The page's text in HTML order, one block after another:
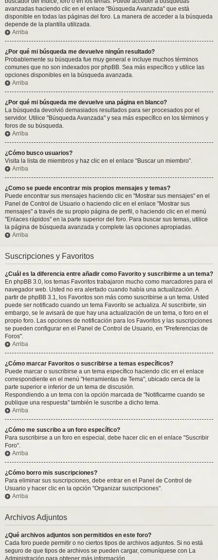
avanzadas haciendo clic en el enlace "Búsqueda Avanzada" que está
disponible en todas las páginas del foro. La manera de acceder a la búsqueda
depende de la plantilla utilizada.
Arriba
¿Por qué mi búsqueda me devuelve ningún resultado?
Probablemente su búsqueda fue muy general e incluye muchos términos
comunes que no son indexados por phpBB. Sea más específico y utilice las
opciones disponibles en la búsqueda avanzada.
Arriba
¿Por qué mi búsqueda me devuelve una página en blanco?
La búsqueda devolvió demasiados resultados para ser procesados por el
servidor. Utilice "Búsqueda Avanzada" y sea más específico en los términos y
foros de su búsqueda.
Arriba
¿Cómo busco usuarios?
Visita la lista de miembros y haz clic en el enlace “Buscar un miembro”.
Arriba
¿Como se puede encontrar mis propios mensajes y temas?
Puede encontrar sus mensajes haciendo clic en "Mostrar sus mensajes" en el
Panel de Control de Usuario o haciendo clic en el enlace "Mostrar sus
mensajes" a través de su propio página de perfil, o haciendo clic en el menú
"Enlaces rápidos" en la parte superior del foro. Para buscar sus temas, utilice
la página de búsqueda avanzada y complete las opciones apropiadas.
Arriba
Suscripciones y Favoritos
¿Cuál es la diferencia entre añadir como Favorito y suscribirme a un tema?
En phpBB 3.0, los temas Favoritos trabajaron mucho como marcadores para el
navegador web. Usted no era alertado cuando había una actualización. A
partir de phpBB 3.1, los Favoritos son más como suscribirse a un tema. Usted
puede ser notificado cuando un tema Favorito se actualiza. Al suscribirte, sin
embargo, se le avisará de que hay una actualización de un tema, o foro en el
propio foro. Las opciones de notificación para los Favoritos y las suscripciones
se pueden configurar en el Panel de Control de Usuario, en "Preferencias de
Foros".
Arriba
¿Cómo marcar Favoritos o suscribirse a temas específicos?
Puede marcar o suscribirse a un tema específico haciendo clic en el enlace
correspondiente en el menú "Herramientas de Tema", ubicado cerca de la
parte superior e inferior de un tema de discusión.
Respondiendo a un tema con la opción marcada de "Notificarme cuando se
publique una respuesta" también le suscribe a dicho tema.
Arriba
¿Cómo me suscribo a un foro específico?
Para suscribirse a un foro en especial, debe hacer clic en el enlace "Suscribir
Foro".
Arriba
¿Cómo borro mis suscripciones?
Para eliminar sus suscripciones, debe entrar en el Panel de Control de
Usuario y hacer clic en la opción "Organizar suscripciones".
Arriba
Archivos Adjuntos
¿Qué archivos adjuntos son permitidos en este foro?
Cada foro puede permitir o no ciertos tipos de archivos adjuntos. Si no está
seguro de que tipos de archivos se pueden cargar, comuníquese con La
Administración para obtener más información.